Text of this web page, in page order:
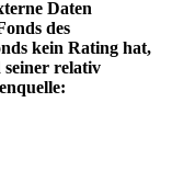
Daten
des
kein Rating hat,
relativ